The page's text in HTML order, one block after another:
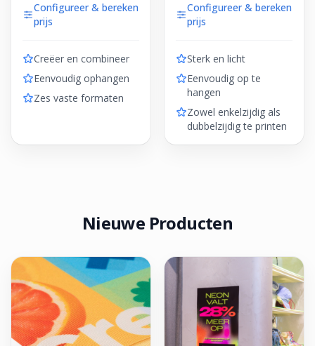
Configureer & bereken
prijs
Creëer en combineer
Eenvoudig ophangen
Zes vaste formaten
Configureer & bereken
prijs
Sterk en licht
Eenvoudig op te
hangen
Zowel enkelzijdig als
dubbelzijdig te printen
Nieuwe Producten